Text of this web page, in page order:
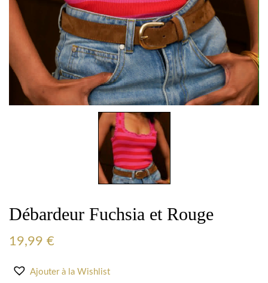
Débardeur Fuchsia et Rouge
19,99 €
Ajouter à la Wishlist